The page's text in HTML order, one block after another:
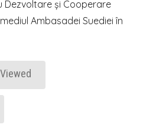
Dezvoltare și Cooperare
Ambasadei Suediei în